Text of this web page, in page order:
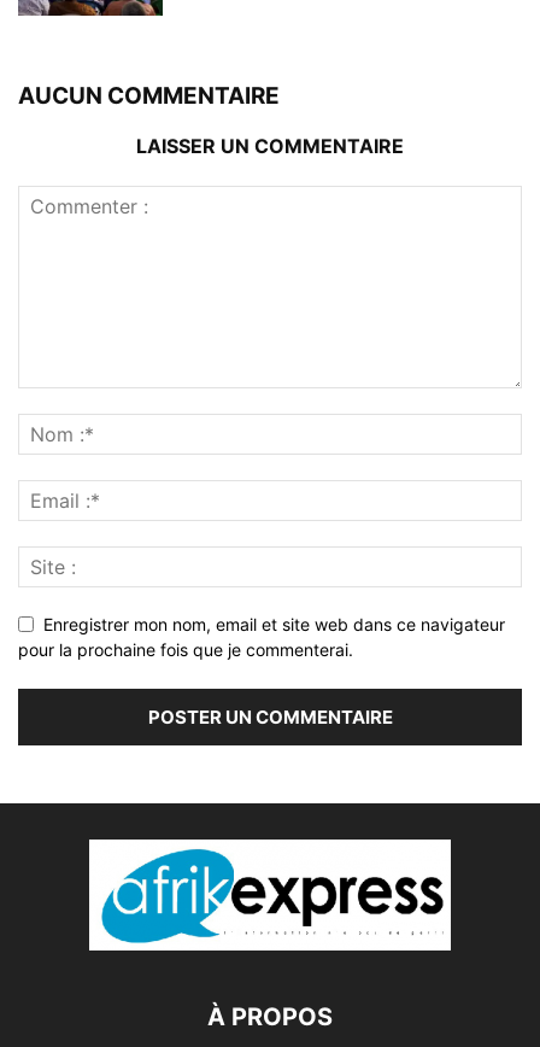
AUCUN COMMENTAIRE
LAISSER UN COMMENTAIRE
Enregistrer mon nom, email et site web dans ce navigateur
pour la prochaine fois que je commenterai.
À PROPOS